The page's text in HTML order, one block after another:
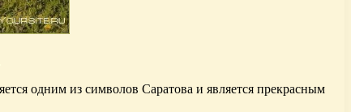
одним из символов Саратова и является прекрасным